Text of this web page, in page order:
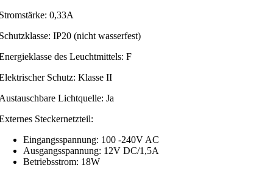
0,33A
IP20 (nicht wasserfest)
des Leuchtmittels: F
Schutz: Klasse II
Lichtquelle: Ja
Steckernetzteil:
Eingangsspannung: 100 -240V AC
Ausgangsspannung: 12V DC/1,5A
Betriebsstrom: 18W